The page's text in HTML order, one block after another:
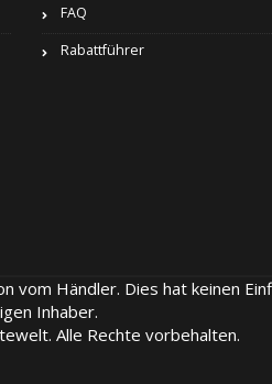
FAQ
Rabattführer
Händler. Dies hat keinen
Inhaber.
Alle Rechte vorbehalten.